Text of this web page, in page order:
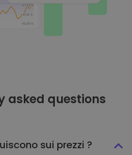
asked questions
sui prezzi ?